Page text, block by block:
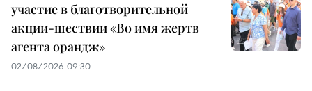
участие в благотворительной
акции-шествии «Во имя жертв
агента орандж»
02/08/2026 09:30